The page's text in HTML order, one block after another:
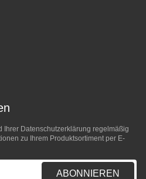
Ihrer Datenschutzerklärung regelmäßig
zu Ihrem Produktsortiment per E-
ABONNIEREN